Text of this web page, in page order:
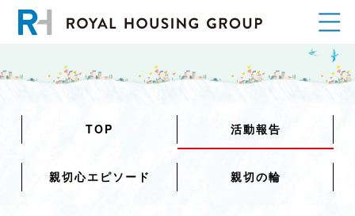
TOP 活動報告
親切心エピソード 親切の輪